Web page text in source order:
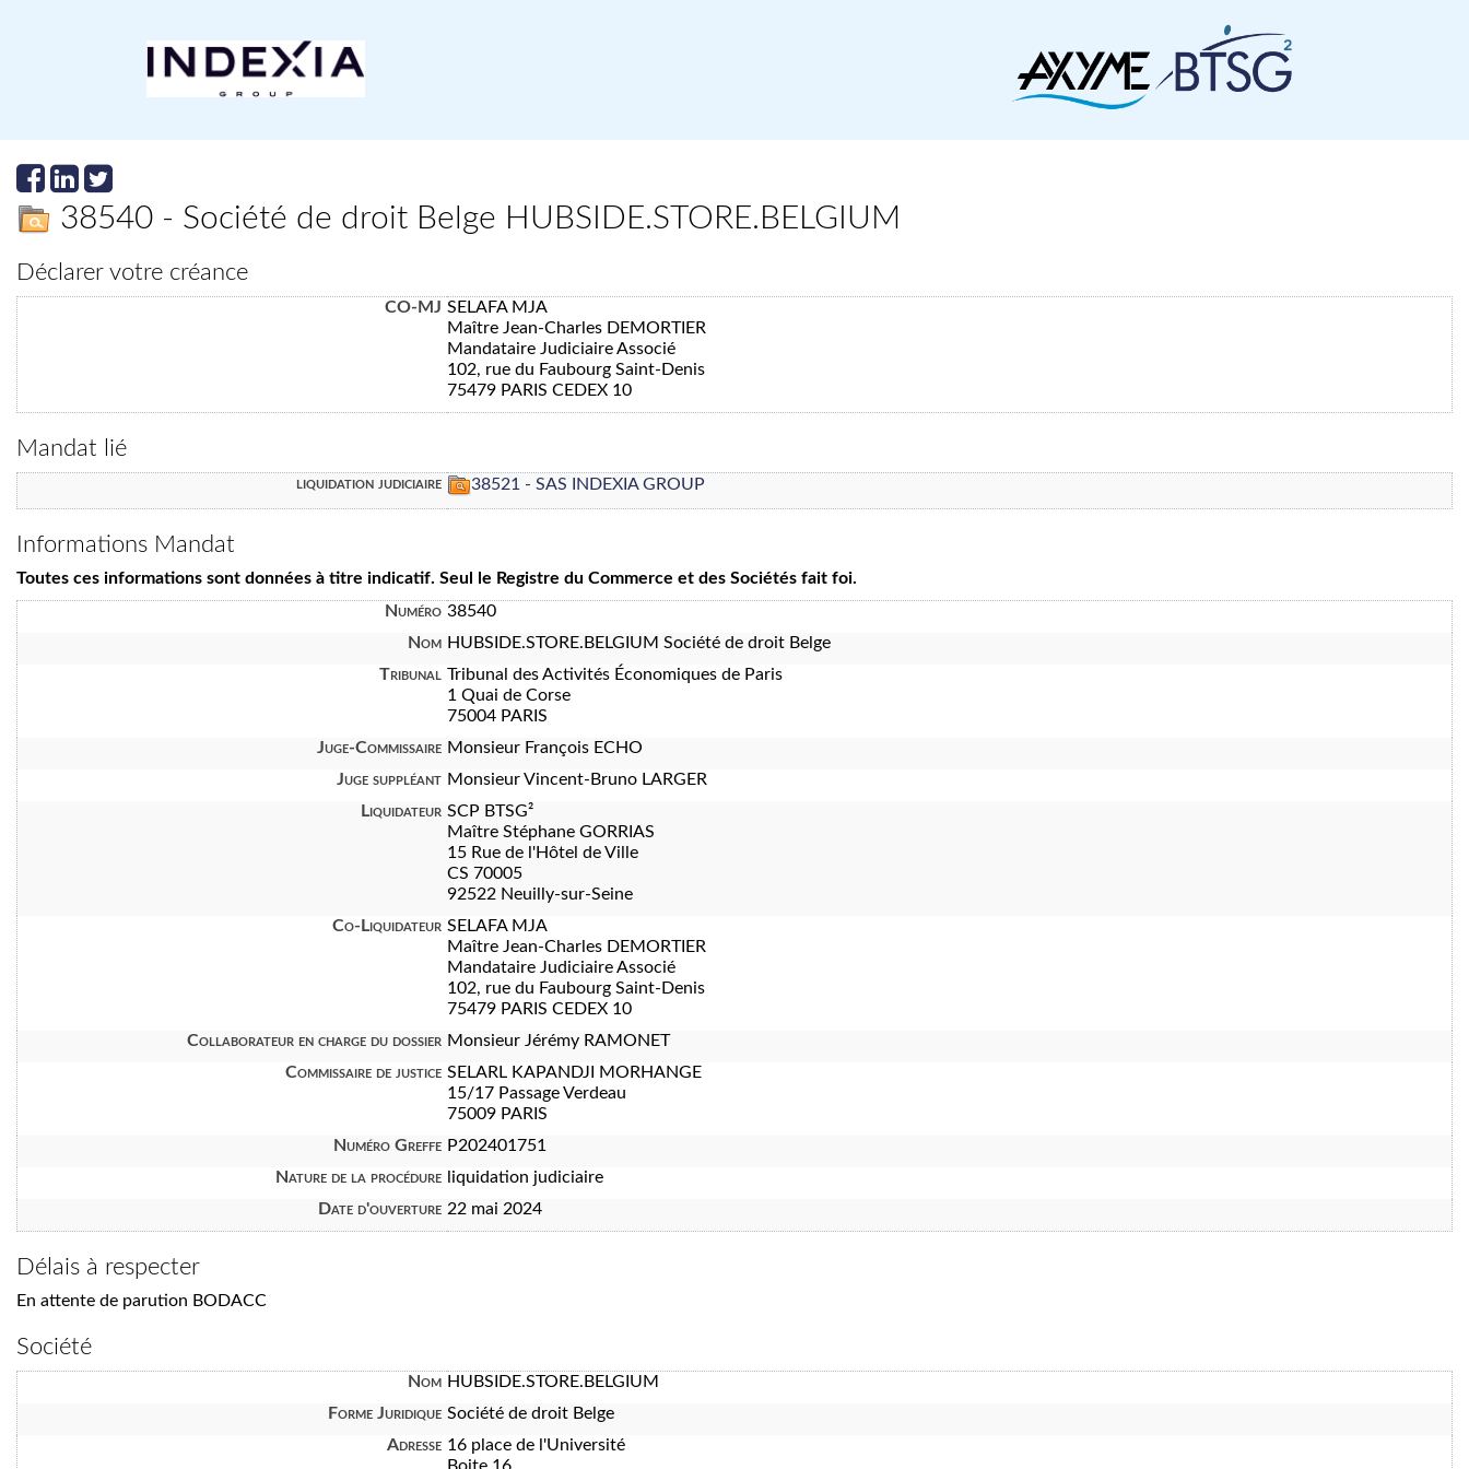
38540 - Société de droit Belge HUBSIDE.STORE.BELGIUM
Déclarer votre créance
CO-MJ SELAFA MJA
Maître Jean-Charles DEMORTIER
Mandataire Judiciaire Associé
102, rue du Faubourg Saint-Denis
75479 PARIS CEDEX 10
Mandat lié
liquidation judiciaire 38521 - SAS INDEXIA GROUP
Informations Mandat
Toutes ces informations sont données à titre indicatif. Seul le Registre du Commerce et des Sociétés fait foi.
Numéro 38540
Nom HUBSIDE.STORE.BELGIUM Société de droit Belge
Tribunal Tribunal des Activités Économiques de Paris
1 Quai de Corse
75004 PARIS
Juge-Commissaire Monsieur François ECHO
Juge suppléant Monsieur Vincent-Bruno LARGER
Liquidateur SCP BTSG²
Maître Stéphane GORRIAS
15 Rue de l'Hôtel de Ville
CS 70005
92522 Neuilly-sur-Seine
Co-Liquidateur SELAFA MJA
Maître Jean-Charles DEMORTIER
Mandataire Judiciaire Associé
102, rue du Faubourg Saint-Denis
75479 PARIS CEDEX 10
Collaborateur en charge du dossier Monsieur Jérémy RAMONET
Commissaire de justice SELARL KAPANDJI MORHANGE
15/17 Passage Verdeau
75009 PARIS
Numéro Greffe P202401751
Nature de la procédure
liquidation judiciaire
Date d'ouverture 22 mai 2024
Délais à respecter
En attente de parution BODACC
Société
Nom HUBSIDE.STORE.BELGIUM
Forme Juridique Société de droit Belge
Adresse 16 place de l'Université